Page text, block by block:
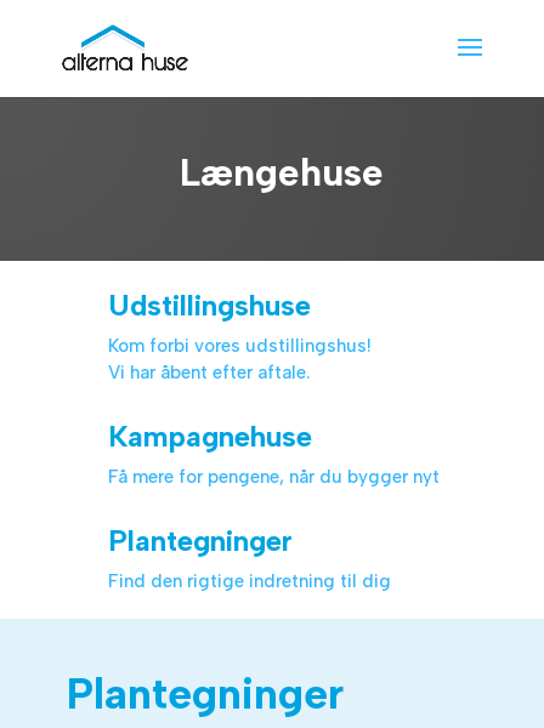
Længehuse
Udstillingshuse
Kom forbi vores udstillingshus!
Vi har åbent efter aftale.
Kampagnehuse
Få mere for pengene, når du bygger nyt
Plantegninger
Find den rigtige indretning til dig
Plantegninger